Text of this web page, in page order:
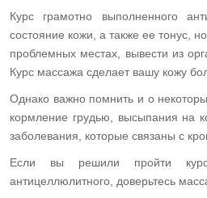
Курс грамотно выполненного
состояние кожи, а также ее тонус,
проблемных местах, вывести из
Курс массажа сделает вашу кожу
Однако важно помнить и о
кормление грудью, высыпания на
заболевания, которые связаны с
Если вы решили пройти
антицеллюлитного, доверьтесь